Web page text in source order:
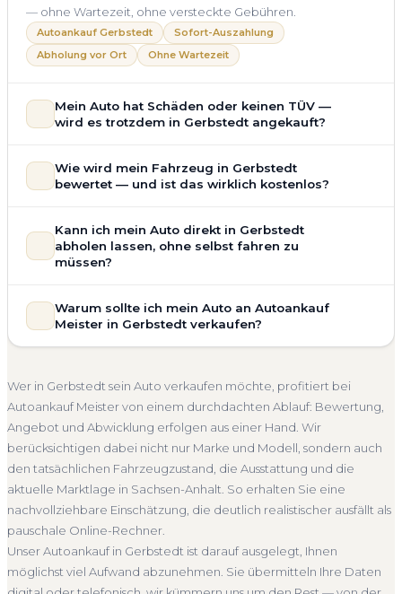
— ohne Wartezeit, ohne versteckte Gebühren.
Autoankauf Gerbstedt
Sofort-Auszahlung
Abholung vor Ort
Ohne Wartezeit
Mein Auto hat Schäden oder keinen TÜV —
wird es trotzdem in Gerbstedt angekauft?
Motorschaden, Getriebeschaden, abgelaufenem TÜV oder
allgemeinem Reparaturbedarf direkt in Gerbstedt an. Der
Bewertung ein. Anders als Online-Rechner berücksichtigen
wir den realen Zustand und die aktuelle Nachfrage für eine
Getriebeschaden
Faire Bewertung
Wie wird mein Fahrzeug in Gerbstedt
bewertet — und ist das wirklich kostenlos?
Gerbstedt ist vollständig kostenlos und unverbindlich. Wir
prüfen Marke, Modell, Baujahr, Kilometerstand, Ausstattung,
Einschätzung, die nah am tatsächlichen Verkaufspreis liegt —
speziell für den Markt in Sachsen-Anhalt.
Kann ich mein Auto direkt in Gerbstedt
abholen lassen, ohne selbst fahren zu
müssen?
umfasst die kostenlose Abholung direkt an Ihrer Adresse —
egal ob zu Hause, am Arbeitsplatz oder an einem Treffpunkt
erfolgt direkt bei Übergabe, auf Wunsch übernehmen wir
auch die Abmeldung.
Abholung Gerbstedt Nicht fahrbereit
Barzahlung
Abmeldung inklusive
Warum sollte ich mein Auto an Autoankauf
Meister in Gerbstedt verkaufen?
deutschlandweit an — auch in Gerbstedt und ganz Sachsen-
Anhalt. Sie erhalten eine kostenlose Bewertung, ein
verbindliches Angebot und auf Wunsch den kompletten
Service von der Abholung bis zur Abmeldung. Über 4.800
zufriedene Kunden sprechen für sich.
Seit 2010 4.800+ Ankäufe
Komplettservice
Sachsen-Anhalt
Wer in Gerbstedt sein Auto verkaufen möchte, profitiert bei
Autoankauf Meister von einem durchdachten Ablauf: Bewertung,
Angebot und Abwicklung erfolgen aus einer Hand. Wir
berücksichtigen dabei nicht nur Marke und Modell, sondern auch
den tatsächlichen Fahrzeugzustand, die Ausstattung und die
aktuelle Marktlage in Sachsen-Anhalt. So erhalten Sie eine
nachvollziehbare Einschätzung, die deutlich realistischer ausfällt als
pauschale Online-Rechner.
Unser Autoankauf in Gerbstedt ist darauf ausgelegt, Ihnen
möglichst viel Aufwand abzunehmen. Sie übermitteln Ihre Daten